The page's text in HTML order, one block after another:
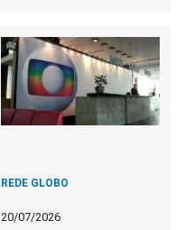
REDE GLOBO
20/07/2026